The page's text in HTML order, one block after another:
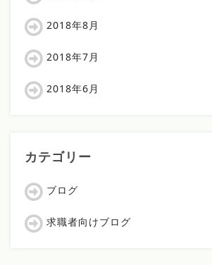
2018年8月
2018年7月
2018年6月
カテゴリー
ブログ
求職者向けブログ